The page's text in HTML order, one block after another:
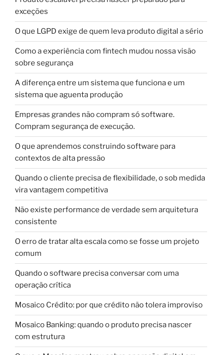
exceções
O que LGPD exige de quem leva produto digital a sério
Como a experiência com fintech mudou nossa visão
sobre segurança
A diferença entre um sistema que funciona e um
sistema que aguenta produção
Empresas grandes não compram só software.
Compram segurança de execução.
O que aprendemos construindo software para
contextos de alta pressão
Quando o cliente precisa de flexibilidade, o sob medida
vira vantagem competitiva
Não existe performance de verdade sem arquitetura
consistente
O erro de tratar alta escala como se fosse um projeto
comum
Quando o software precisa conversar com uma
operação crítica
Mosaico Crédito: por que crédito não tolera improviso
Mosaico Banking: quando o produto precisa nascer
com estrutura